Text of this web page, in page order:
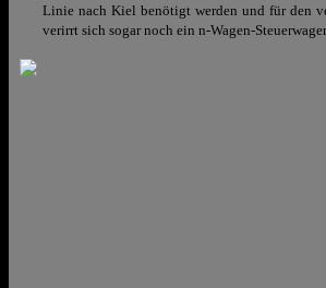
Linie nach Kiel benötigt werden und für den
verirrt sich sogar noch ein n-Wagen-